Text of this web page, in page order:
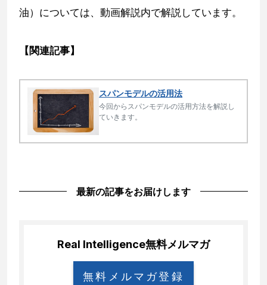
油）については、動画解説内で解説しています。
【関連記事】
スパンモデルの活用法
今回からスパンモデルの活用方法を解説し
ていきます。
最新の記事をお届けします
Real Intelligence無料メルマガ
無料メルマガ登録